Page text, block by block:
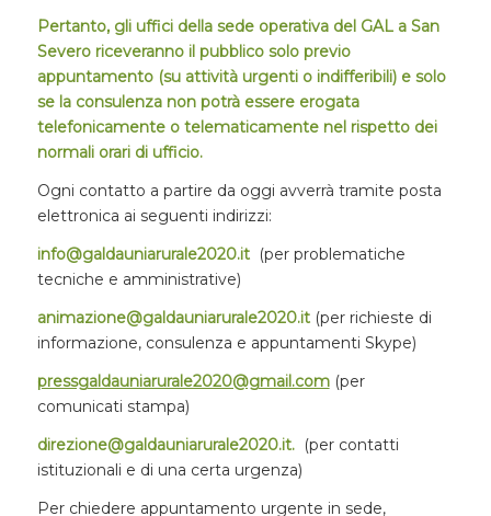
Pertanto, gli uffici della sede operativa del GAL a San
Severo riceveranno il pubblico solo previo
appuntamento (su attività urgenti o indifferibili) e solo
se la consulenza non potrà essere erogata
telefonicamente o telematicamente nel rispetto dei
normali orari di ufficio.
Ogni contatto a partire da oggi avverrà tramite posta
elettronica ai seguenti indirizzi:
info@galdauniarurale2020.it (per problematiche
tecniche e amministrative)
animazione@galdauniarurale2020.it (per richieste di
informazione, consulenza e appuntamenti Skype)
pressgaldauniarurale2020@gmail.com(per
comunicati stampa)
direzione@galdauniarurale2020.it.(per contatti
istituzionali e di una certa urgenza)
Per chiedere appuntamento urgente in sede,